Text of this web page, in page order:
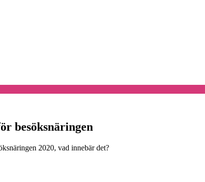
besöksnäringen
2020, vad innebär det?